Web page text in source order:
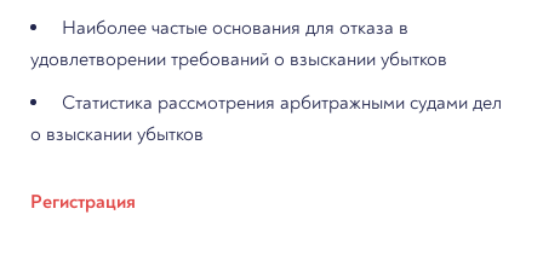
Наиболее частые основания для отказа в
удовлетворении требований о взыскании убытков
Статистика рассмотрения арбитражными судами дел
о взыскании убытков
Регистрация